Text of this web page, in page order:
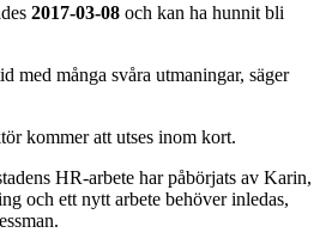
2017-03-08 och kan ha hunnit bli
med många svåra utmaningar, säger
kommer att utses inom kort.
HR-arbete har påbörjats av Karin,
och ett nytt arbete behöver inledas,